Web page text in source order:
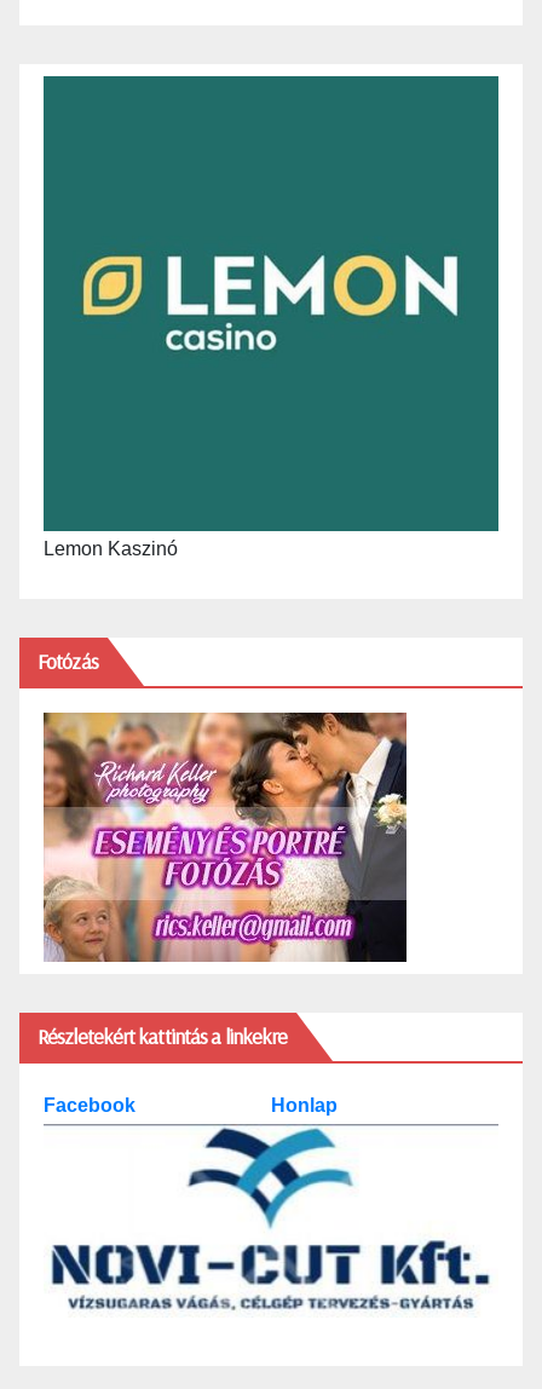
Lemon Kaszinó
Fotózás
Részletekért kattintás a linkekre
Facebook Honlap